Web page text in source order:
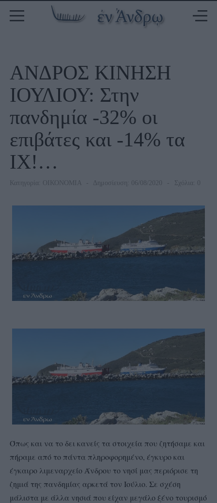
ΑΝΔΡΟΣ ΚΙΝΗΣΗ
ΙΟΥΛΙΟΥ: Στην
πανδημία -32% οι
επιβάτες και -14% τα
ΙΧ!…
Κατηγορία: ΟΙΚΟΝΟΜΙΑ Δημοσίευση: 06/08/2020 Σχόλια: 0
Όπως και να το δει κανείς τα στοιχεία που ζητήσαμε και
πήραμε από το πάντα πληροφορημένο, έγκυρο και
έγκαιρο λιμεναρχείο Άνδρου το νησί μας περιόρισε τη
ζημιά της πανδημίας αρκετά τον Ιούλιο. Σε σχέση
μάλιστα με άλλα νησιά που είχαν μεγάλο ξένο τουρισμό